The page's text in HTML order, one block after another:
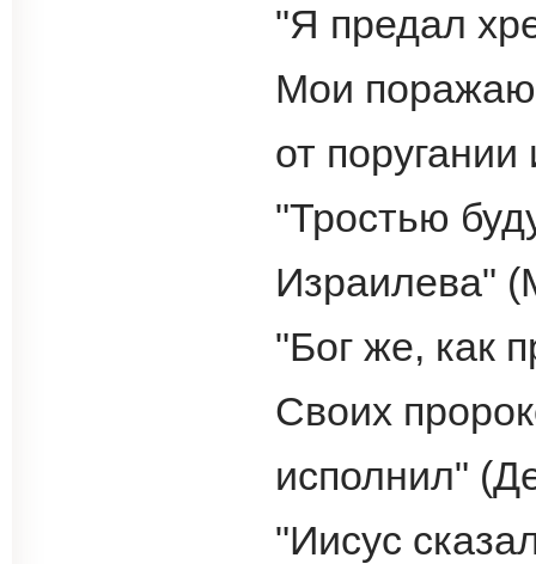
"Я предал
Мои
от
"Тростью
Израилева"
"Бог же, как
Своих
исполнил"
"Иисус